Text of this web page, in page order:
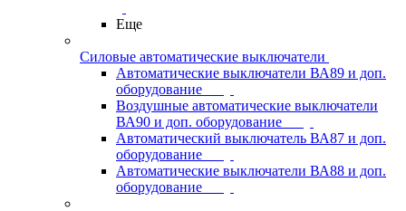
Еще
Силовые автоматические выключатели
Автоматические выключатели ВА89 и доп.
оборудование
Воздушные автоматические выключатели
ВА90 и доп. оборудование
Автоматический выключатель ВА87 и доп.
оборудование
Автоматические выключатели ВА88 и доп.
оборудование